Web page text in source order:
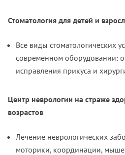
Стоматология для детей и
Все виды стоматологических
современном оборудовании:
исправления прикуса и
Центр неврологии на страже
возрастов
Лечение неврологических
моторики, координации,